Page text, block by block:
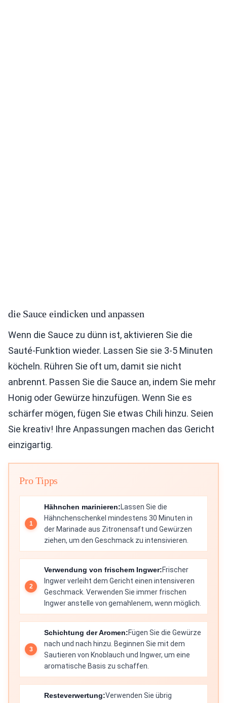
die Sauce eindicken und anpassen
Wenn die Sauce zu dünn ist, aktivieren Sie die
Sauté-Funktion wieder. Lassen Sie sie 3-5 Minuten
köcheln. Rühren Sie oft um, damit sie nicht
anbrennt. Passen Sie die Sauce an, indem Sie mehr
Honig oder Gewürze hinzufügen. Wenn Sie es
schärfer mögen, fügen Sie etwas Chili hinzu. Seien
Sie kreativ! Ihre Anpassungen machen das Gericht
einzigartig.
Pro Tipps
Hähnchen marinieren:Lassen Sie die
Hähnchenschenkel mindestens 30 Minuten in
der Marinade aus Zitronensaft und Gewürzen
ziehen, um den Geschmack zu intensivieren.
Verwendung von frischem Ingwer:Frischer
Ingwer verleiht dem Gericht einen intensiveren
Geschmack. Verwenden Sie immer frischen
Ingwer anstelle von gemahlenem, wenn möglich.
Schichtung der Aromen:Fügen Sie die Gewürze
nach und nach hinzu. Beginnen Sie mit dem
Sautieren von Knoblauch und Ingwer, um eine
aromatische Basis zu schaffen.
Resteverwertung:Verwenden Sie übrig